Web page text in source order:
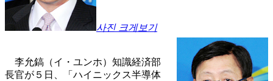
사진 크게보기
李允鎬（イ・ユンホ）知識経済部
長官が５日、「ハイニックス半導体